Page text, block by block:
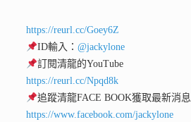
https://reurl.cc/Goey6Z
ID輸入：@jackylone
訂閱清龍的YouTube
https://reurl.cc/Npqd8k
追蹤清龍FACE BOOK獲取最新消息
https://www.facebook.com/jackylone